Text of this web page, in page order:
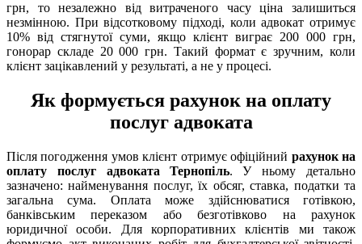
грн, то незалежно від витраченого часу ціна залишиться
незмінною. При відсотковому підході, коли адвокат отримує
10% від стягнутої суми, якщо клієнт виграє 200 000 грн,
гонорар складе 20 000 грн. Такий формат є зручним, коли
клієнт зацікавлений у результаті, а не у процесі.
Як формується рахунок на оплату
послуг адвоката
Після погодження умов клієнт отримує офіційний рахунок на
оплату послуг адвоката Тернопіль. У ньому детально
зазначено: найменування послуг, їх обсяг, ставка, податки та
загальна сума. Оплата може здійснюватися готівкою,
банківським переказом або безготівково на рахунок
юридичної особи. Для корпоративних клієнтів ми також